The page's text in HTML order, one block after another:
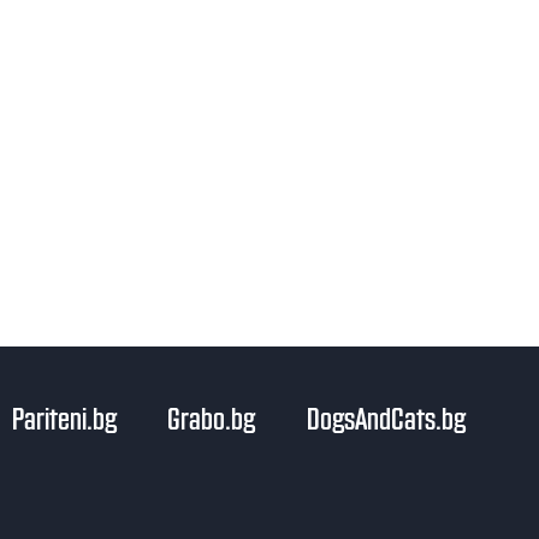
Pariteni.bg Grabo.bg DogsAndCats.bg